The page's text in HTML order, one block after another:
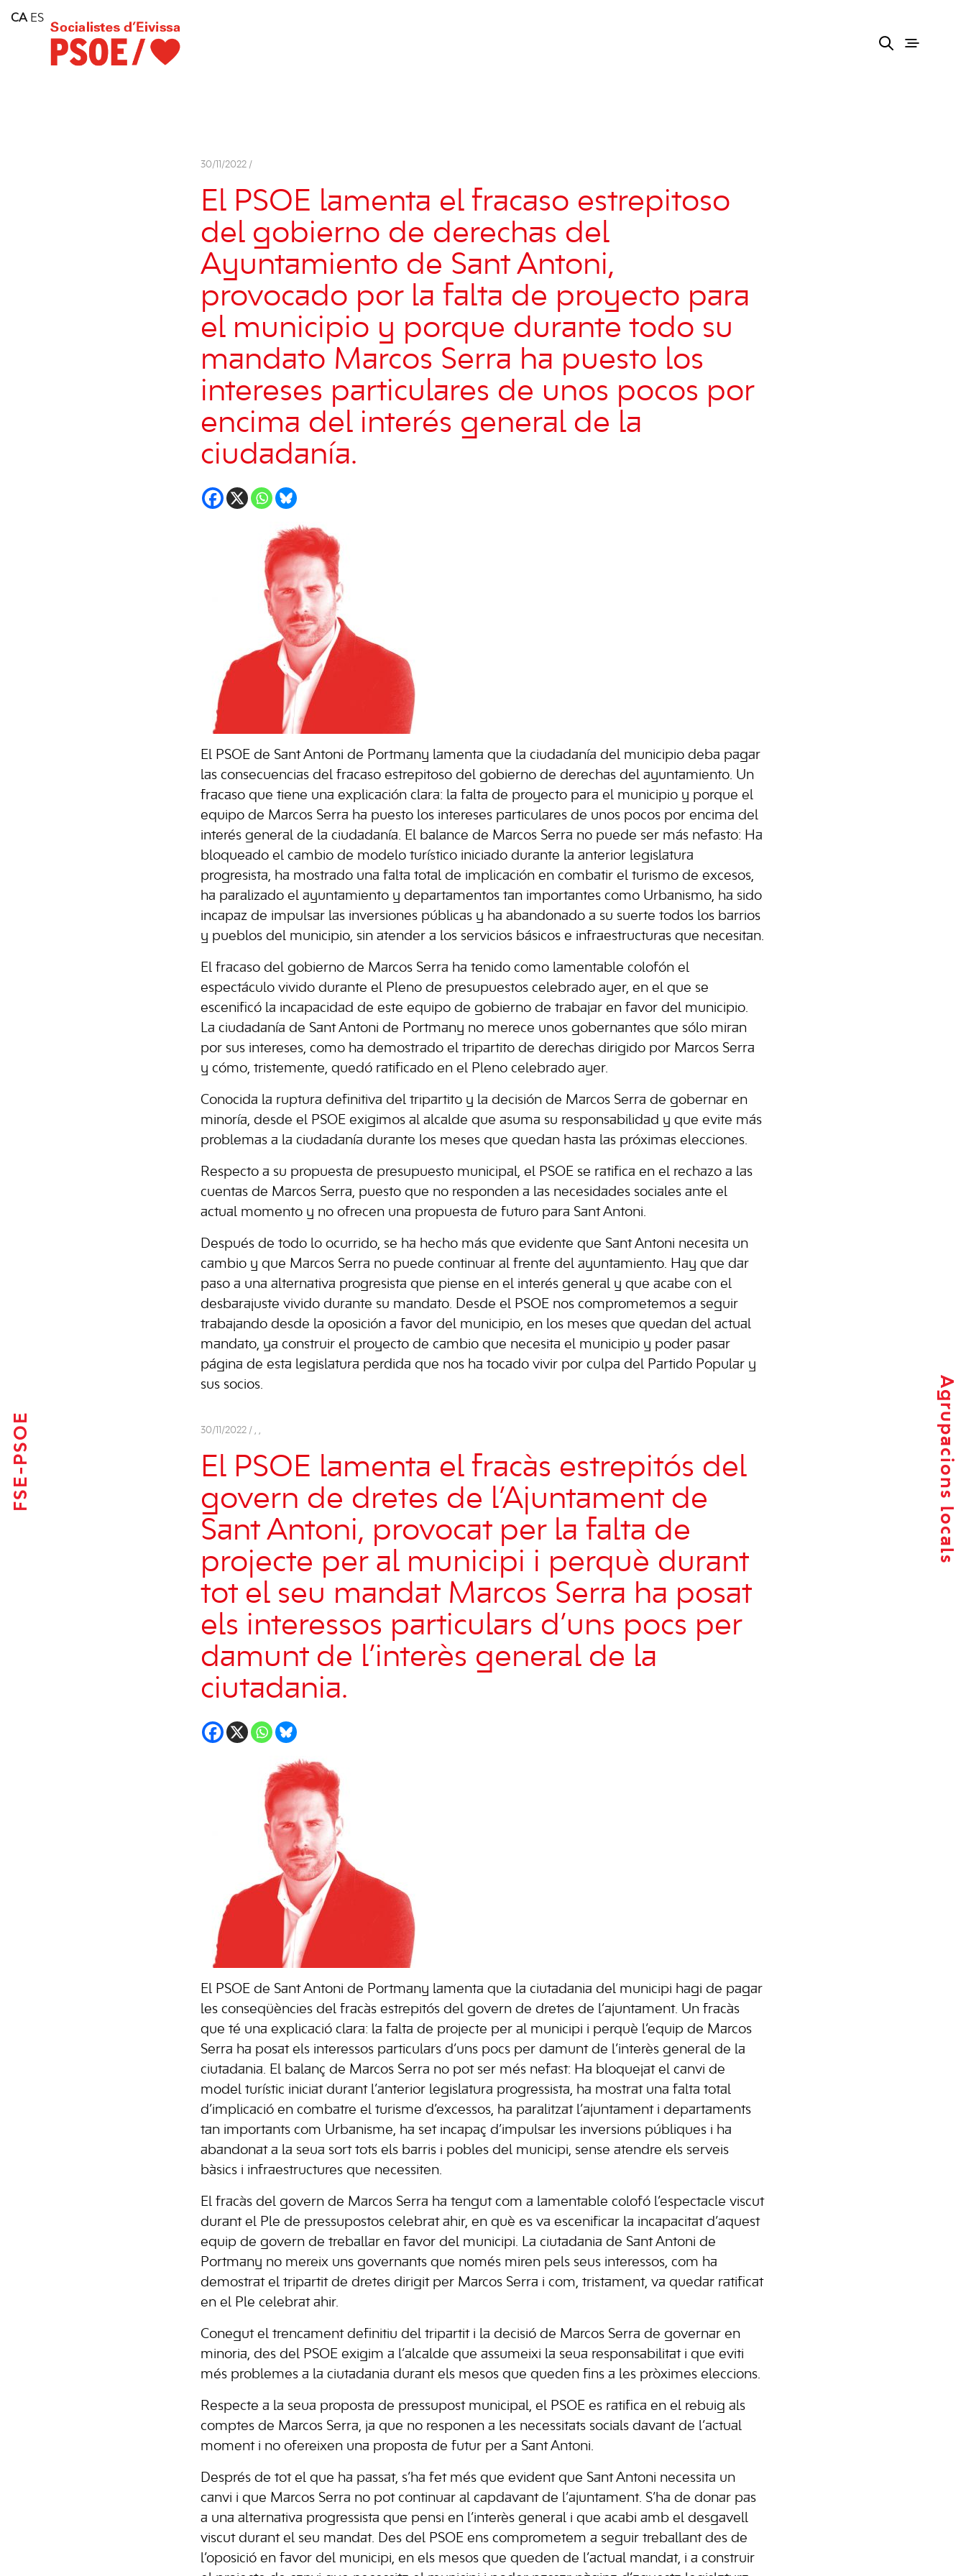
Consell Insular d'Eivissa
Services
FSE-PSOE Agrupacions locals
30/11/2022 /
El PSOE lamenta el fracaso estrepitoso
del gobierno de derechas del
Ayuntamiento de Sant Antoni,
provocado por la falta de proyecto para
el municipio y porque durante todo su
mandato Marcos Serra ha puesto los
intereses particulares de unos pocos por
encima del interés general de la
ciudadanía.
El PSOE de Sant Antoni de Portmany lamenta que la ciudadanía del municipio deba pagar
las consecuencias del fracaso estrepitoso del gobierno de derechas del ayuntamiento. Un
fracaso que tiene una explicación clara: la falta de proyecto para el municipio y porque el
equipo de Marcos Serra ha puesto los intereses particulares de unos pocos por encima del
interés general de la ciudadanía. El balance de Marcos Serra no puede ser más nefasto: Ha
bloqueado el cambio de modelo turístico iniciado durante la anterior legislatura
progresista, ha mostrado una falta total de implicación en combatir el turismo de excesos,
ha paralizado el ayuntamiento y departamentos tan importantes como Urbanismo, ha sido
incapaz de impulsar las inversiones públicas y ha abandonado a su suerte todos los barrios
y pueblos del municipio, sin atender a los servicios básicos e infraestructuras que necesitan.
El fracaso del gobierno de Marcos Serra ha tenido como lamentable colofón el
espectáculo vivido durante el Pleno de presupuestos celebrado ayer, en el que se
escenificó la incapacidad de este equipo de gobierno de trabajar en favor del municipio.
La ciudadanía de Sant Antoni de Portmany no merece unos gobernantes que sólo miran
por sus intereses, como ha demostrado el tripartito de derechas dirigido por Marcos Serra
y cómo, tristemente, quedó ratificado en el Pleno celebrado ayer.
Conocida la ruptura definitiva del tripartito y la decisión de Marcos Serra de gobernar en
minoría, desde el PSOE exigimos al alcalde que asuma su responsabilidad y que evite más
problemas a la ciudadanía durante los meses que quedan hasta las próximas elecciones.
Respecto a su propuesta de presupuesto municipal, el PSOE se ratifica en el rechazo a las
cuentas de Marcos Serra, puesto que no responden a las necesidades sociales ante el
actual momento y no ofrecen una propuesta de futuro para Sant Antoni.
Después de todo lo ocurrido, se ha hecho más que evidente que Sant Antoni necesita un
cambio y que Marcos Serra no puede continuar al frente del ayuntamiento. Hay que dar
paso a una alternativa progresista que piense en el interés general y que acabe con el
desbarajuste vivido durante su mandato. Desde el PSOE nos comprometemos a seguir
trabajando desde la oposición a favor del municipio, en los meses que quedan del actual
mandato, ya construir el proyecto de cambio que necesita el municipio y poder pasar
página de esta legislatura perdida que nos ha tocado vivir por culpa del Partido Popular y
sus socios.
30/11/2022 / , ,
El PSOE lamenta el fracàs estrepitós del
govern de dretes de l’Ajuntament de
Sant Antoni, provocat per la falta de
projecte per al municipi i perquè durant
tot el seu mandat Marcos Serra ha posat
els interessos particulars d’uns pocs per
damunt de l’interès general de la
ciutadania.
El PSOE de Sant Antoni de Portmany lamenta que la ciutadania del municipi hagi de pagar
les conseqüències del fracàs estrepitós del govern de dretes de l’ajuntament. Un fracàs
que té una explicació clara: la falta de projecte per al municipi i perquè l’equip de Marcos
Serra ha posat els interessos particulars d’uns pocs per damunt de l’interès general de la
ciutadania. El balanç de Marcos Serra no pot ser més nefast: Ha bloquejat el canvi de
model turístic iniciat durant l’anterior legislatura progressista, ha mostrat una falta total
d’implicació en combatre el turisme d’excessos, ha paralitzat l’ajuntament i departaments
tan importants com Urbanisme, ha set incapaç d’impulsar les inversions públiques i ha
abandonat a la seua sort tots els barris i pobles del municipi, sense atendre els serveis
bàsics i infraestructures que necessiten.
El fracàs del govern de Marcos Serra ha tengut com a lamentable colofó l’espectacle viscut
durant el Ple de pressupostos celebrat ahir, en què es va escenificar la incapacitat d’aquest
equip de govern de treballar en favor del municipi. La ciutadania de Sant Antoni de
Portmany no mereix uns governants que només miren pels seus interessos, com ha
demostrat el tripartit de dretes dirigit per Marcos Serra i com, tristament, va quedar ratificat
en el Ple celebrat ahir.
Conegut el trencament definitiu del tripartit i la decisió de Marcos Serra de governar en
minoria, des del PSOE exigim a l’alcalde que assumeixi la seua responsabilitat i que eviti
més problemes a la ciutadania durant els mesos que queden fins a les pròximes eleccions.
Respecte a la seua proposta de pressupost municipal, el PSOE es ratifica en el rebuig als
comptes de Marcos Serra, ja que no responen a les necessitats socials davant de l’actual
moment i no ofereixen una proposta de futur per a Sant Antoni.
Després de tot el que ha passat, s’ha fet més que evident que Sant Antoni necessita un
canvi i que Marcos Serra no pot continuar al capdavant de l’ajuntament. S’ha de donar pas
a una alternativa progressista que pensi en l’interès general i que acabi amb el desgavell
viscut durant el seu mandat. Des del PSOE ens comprometem a seguir treballant des de
l’oposició en favor del municipi, en els mesos que queden de l’actual mandat, i a construir
CA ES